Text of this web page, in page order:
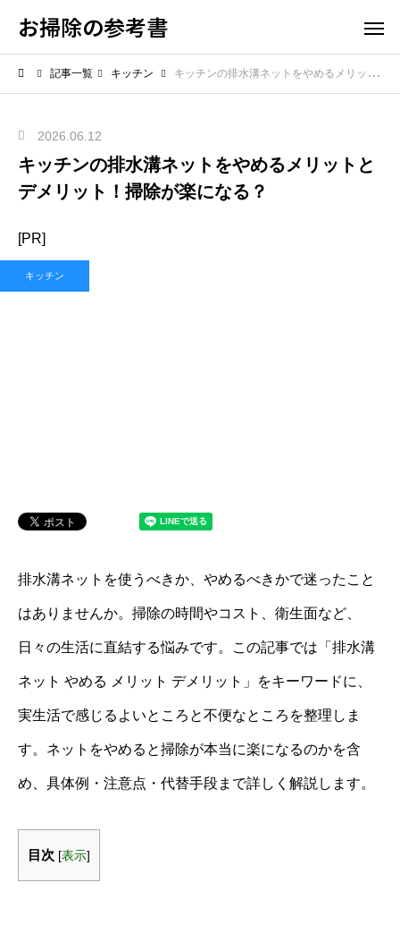
お掃除の参考書
記事一覧 キッチン キッチンの排水溝ネットをやめるメリットとデメリット！掃除が楽になる？
2026.06.12
キッチンの排水溝ネットをやめるメリットと
デメリット！掃除が楽になる？
[PR]
キッチン
排水溝ネットを使うべきか、やめるべきかで迷ったこと
はありませんか。掃除の時間やコスト、衛生面など、
日々の生活に直結する悩みです。この記事では「排水溝
ネット やめる メリット デメリット」をキーワードに、
実生活で感じるよいところと不便なところを整理しま
す。ネットをやめると掃除が本当に楽になるのかを含
め、具体例・注意点・代替手段まで詳しく解説します。
目次 [表示]